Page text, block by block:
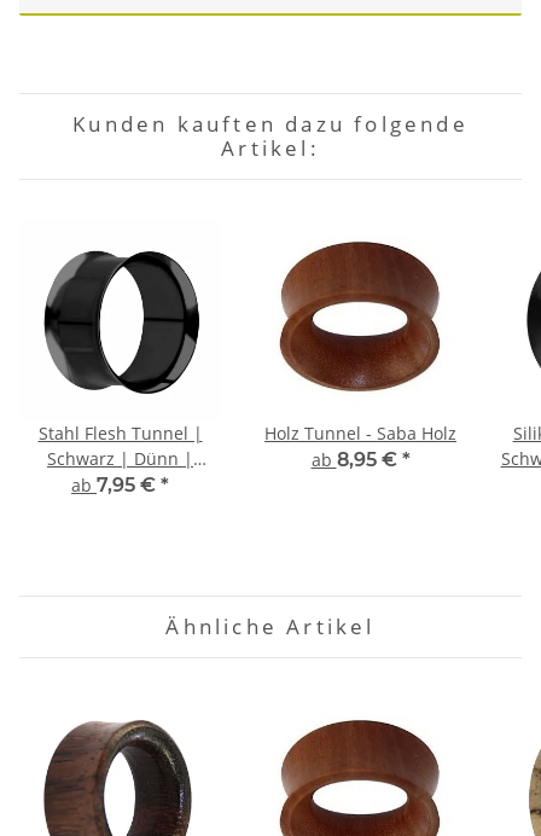
Kunden kauften dazu folgende
Artikel:
Stahl Flesh Tunnel |
Schwarz | Dünn |
Double Flared
ab 7,95 € *
Holz Tunnel - Saba Holz
ab 8,95 € *
Ähnliche Artikel